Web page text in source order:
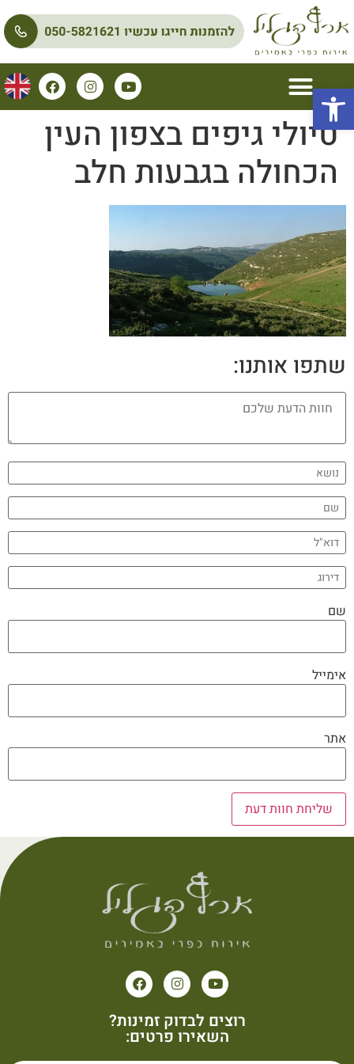
פתח סרגל נגישות
טיולי גיפים בצפון העין
הכחולה בגבעות חלב
שתפו אותנו:
שם
אימייל
אתר
רוצים לבדוק זמינות?
השאירו פרטים: